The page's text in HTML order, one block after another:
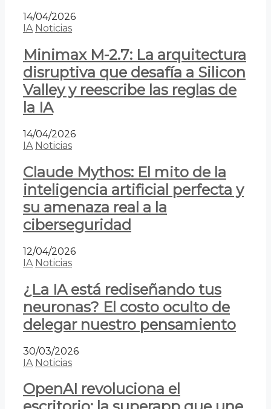
14/04/2026
IA Noticias
Minimax M-2.7: La arquitectura
disruptiva que desafía a Silicon
Valley y reescribe las reglas de
la IA
14/04/2026
IA Noticias
Claude Mythos: El mito de la
inteligencia artificial perfecta y
su amenaza real a la
ciberseguridad
12/04/2026
IA Noticias
¿La IA está rediseñando tus
neuronas? El costo oculto de
delegar nuestro pensamiento
30/03/2026
IA Noticias
OpenAI revoluciona el